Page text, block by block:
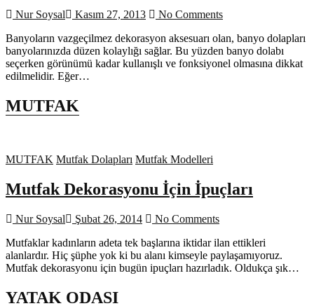
Nur Soysal Kasım 27, 2013
No Comments
Banyoların vazgeçilmez dekorasyon aksesuarı olan, banyo dolapları
banyolarınızda düzen kolaylığı sağlar. Bu yüzden banyo dolabı
seçerken görünümü kadar kullanışlı ve fonksiyonel olmasına dikkat
edilmelidir. Eğer…
MUTFAK
MUTFAK Mutfak Dolapları Mutfak Modelleri
Mutfak Dekorasyonu İçin İpuçları
Nur Soysal Şubat 26, 2014
No Comments
Mutfaklar kadınların adeta tek başlarına iktidar ilan ettikleri
alanlardır. Hiç şüphe yok ki bu alanı kimseyle paylaşamıyoruz.
Mutfak dekorasyonu için bugün ipuçları hazırladık. Oldukça şık…
YATAK ODASI